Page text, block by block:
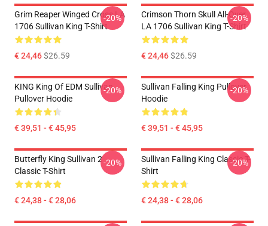
Grim Reaper Winged Cross LA
1706 Sullivan King T-Shirt
€ 24,46$26.59
-20%
Crimson Thorn Skull All-Over
LA 1706 Sullivan King T-Shirt
€ 24,46$26.59
-20%
KING King Of EDM Sullivan
Pullover Hoodie
€ 39,51 - € 45,95
-20%
Sullivan Falling King Pullover
Hoodie
€ 39,51 - € 45,95
-20%
Butterfly King Sullivan 2
Classic T-Shirt
€ 24,38 - € 28,06
-20%
Sullivan Falling King Classic T-
Shirt
€ 24,38 - € 28,06
-20%